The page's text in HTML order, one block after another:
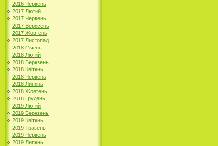
2016 Червень
2017 Лютий
2017 Червень
2017 Вересень
2017 Жовтень
2017 Листопад
2018 Січень
2018 Лютий
2018 Березень
2018 Квітень
2018 Червень
2018 Липень
2018 Жовтень
2018 Грудень
2019 Лютий
2019 Березень
2019 Квітень
2019 Травень
2019 Червень
2019 Липень